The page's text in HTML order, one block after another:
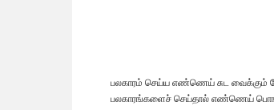
பலகாரம் செய்ய எண்ணெய் சுட வைக்கும்
பலகாரங்களைச் செய்தால் எண்ணெய்